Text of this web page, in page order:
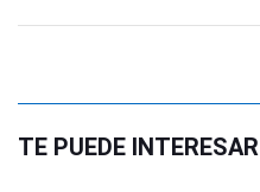
TE PUEDE INTERESAR